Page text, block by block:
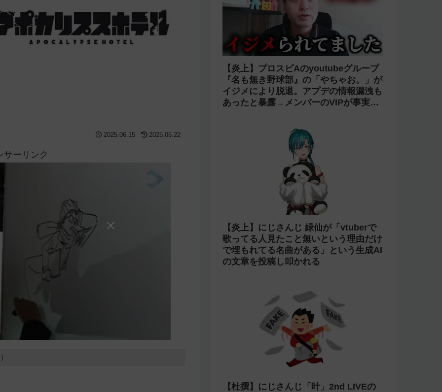
2025.06.15 2025.06.22
サーリンク
【炎上】プロスピAのyoutubeグループ
『名も無き野球部』の「やちゃお。」が
イジメにより脱退。アプデの情報漏洩も
あったと暴露→メンバーのVIPが事実無
【炎上】にじさんじ 緑仙が「vtuberで
歌ってる人見たこと無いという理由だけ
で埋もれてる名曲がある」という生成AI
の文章を投稿し叩かれる
【杜撰】にじさんじ「叶」2nd LIVEの